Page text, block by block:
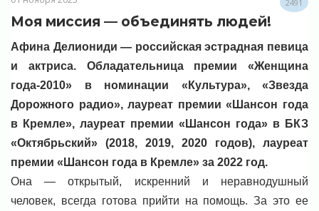
2491
Моя миссия — объединять людей!
Афина Делиониди — российская эстрадная певица
и актриса. Обладательница премии «Женщина
года-2010» в номинации «Культура», «Звезда
Дорожного радио», лауреат премии «Шансон года
в Кремле», лауреат премии «Шансон года» в БКЗ
«Октябрьский» (2018, 2019, 2020 годов), лауреат
премии «Шансон года в Кремле» за 2022 год.
Она — открытый, искренний и неравнодушный
человек, всегда готова прийти на помощь. За это ее